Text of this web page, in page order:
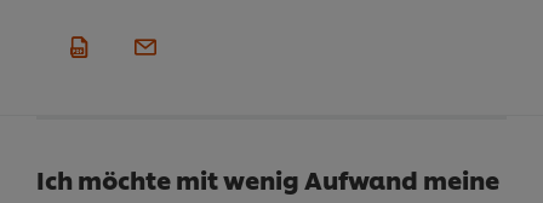
Ich möchte mit wenig Aufwand meine